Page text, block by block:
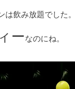
は飲み放題でした。
ーなのにね。